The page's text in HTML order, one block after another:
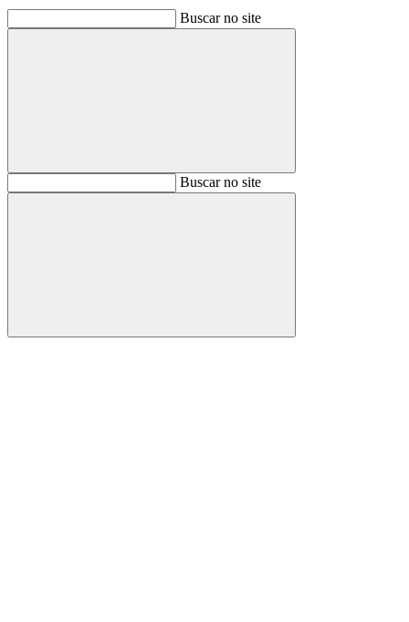
Buscar no site
BuscarBuscar no site
Buscar